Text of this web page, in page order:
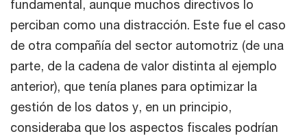
fundamental, aunque muchos directivos lo
perciban como una distracción. Este fue el caso
de otra compañía del sector automotriz (de una
parte, de la cadena de valor distinta al ejemplo
anterior), que tenía planes para optimizar la
gestión de los datos y, en un principio,
consideraba que los aspectos fiscales podrían